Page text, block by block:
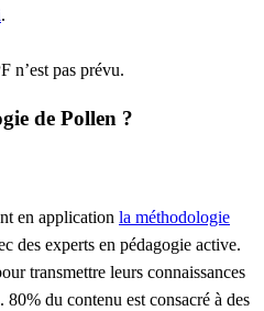
.
n’est pas prévu.
de Pollen ?
en application la méthodologie
des experts en pédagogie active.
transmettre leurs connaissances
du contenu est consacré à des